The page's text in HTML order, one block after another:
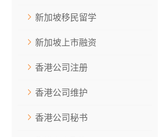
新加坡移民留学
新加坡上市融资
香港公司注册
香港公司维护
香港公司秘书